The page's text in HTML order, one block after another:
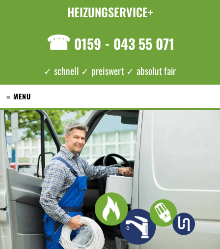
HEIZUNGSERVICE+
☎ 0159 - 043 55 071
✓ schnell ✓ preiswert ✓ absolut fair
≡ MENU